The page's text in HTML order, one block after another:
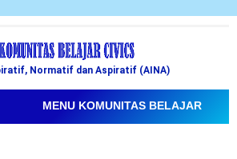
Normatif dan Aspiratif (AINA)
MENU KOMUNITAS BELAJAR